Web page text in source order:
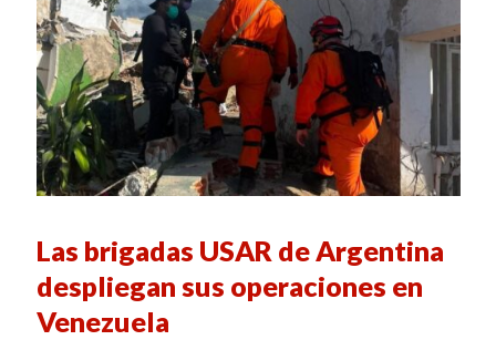
Las brigadas USAR de Argentina
despliegan sus operaciones en
Venezuela